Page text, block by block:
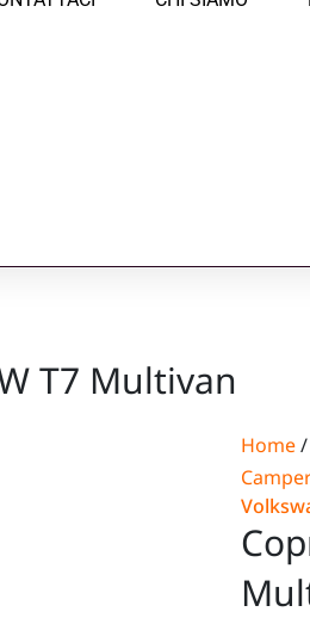
T7 Multivan
Home/